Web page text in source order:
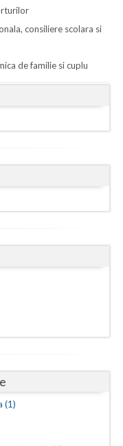
consiliere scolara si
de familie si cuplu
(1)